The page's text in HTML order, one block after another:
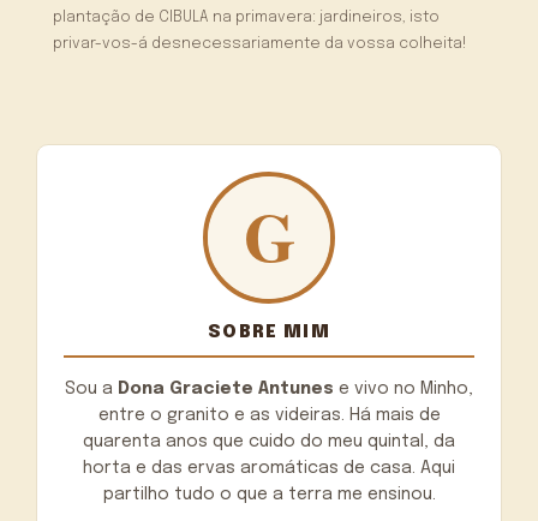
plantação de CIBULA na primavera: jardineiros, isto
privar-vos-á desnecessariamente da vossa colheita!
SOBRE MIM
Sou a Dona Graciete Antunes e vivo no Minho,
entre o granito e as videiras. Há mais de
quarenta anos que cuido do meu quintal, da
horta e das ervas aromáticas de casa. Aqui
partilho tudo o que a terra me ensinou.